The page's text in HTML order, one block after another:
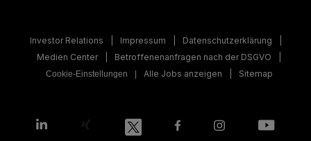
Investor Relations Impressum
Datenschutzerklärung
Medien Center
Betroffenenanfragen nach der DSGVO
Cookie-Einstellungen Alle Jobs anzeigen Sitemap